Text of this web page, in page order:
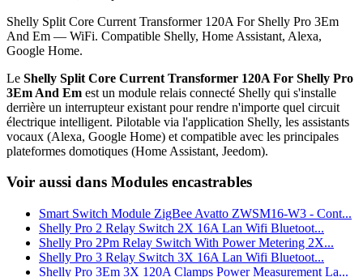
Shelly Split Core Current Transformer 120A For Shelly Pro 3Em
And Em — WiFi. Compatible Shelly, Home Assistant, Alexa,
Google Home.
Le Shelly Split Core Current Transformer 120A For Shelly Pro
3Em And Em est un module relais connecté Shelly qui s'installe
derrière un interrupteur existant pour rendre n'importe quel circuit
électrique intelligent. Pilotable via l'application Shelly, les assistants
vocaux (Alexa, Google Home) et compatible avec les principales
plateformes domotiques (Home Assistant, Jeedom).
Voir aussi dans Modules encastrables
Smart Switch Module ZigBee Avatto ZWSM16-W3 - Cont...
Shelly Pro 2 Relay Switch 2X 16A Lan Wifi Bluetoot...
Shelly Pro 2Pm Relay Switch With Power Metering 2X...
Shelly Pro 3 Relay Switch 3X 16A Lan Wifi Bluetoot...
Shelly Pro 3Em 3X 120A Clamps Power Measurement La...